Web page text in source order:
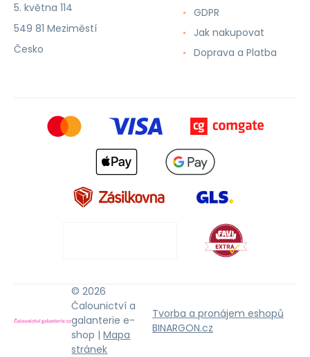
5. května 114
549 81 Meziměstí
Česko
GDPR
Jak nakupovat
Doprava a Platba
© 2026
Čalounictví a
galanterie e-
shop |Mapa
stránek
Tvorba a pronájem eshopů
BINARGON.cz